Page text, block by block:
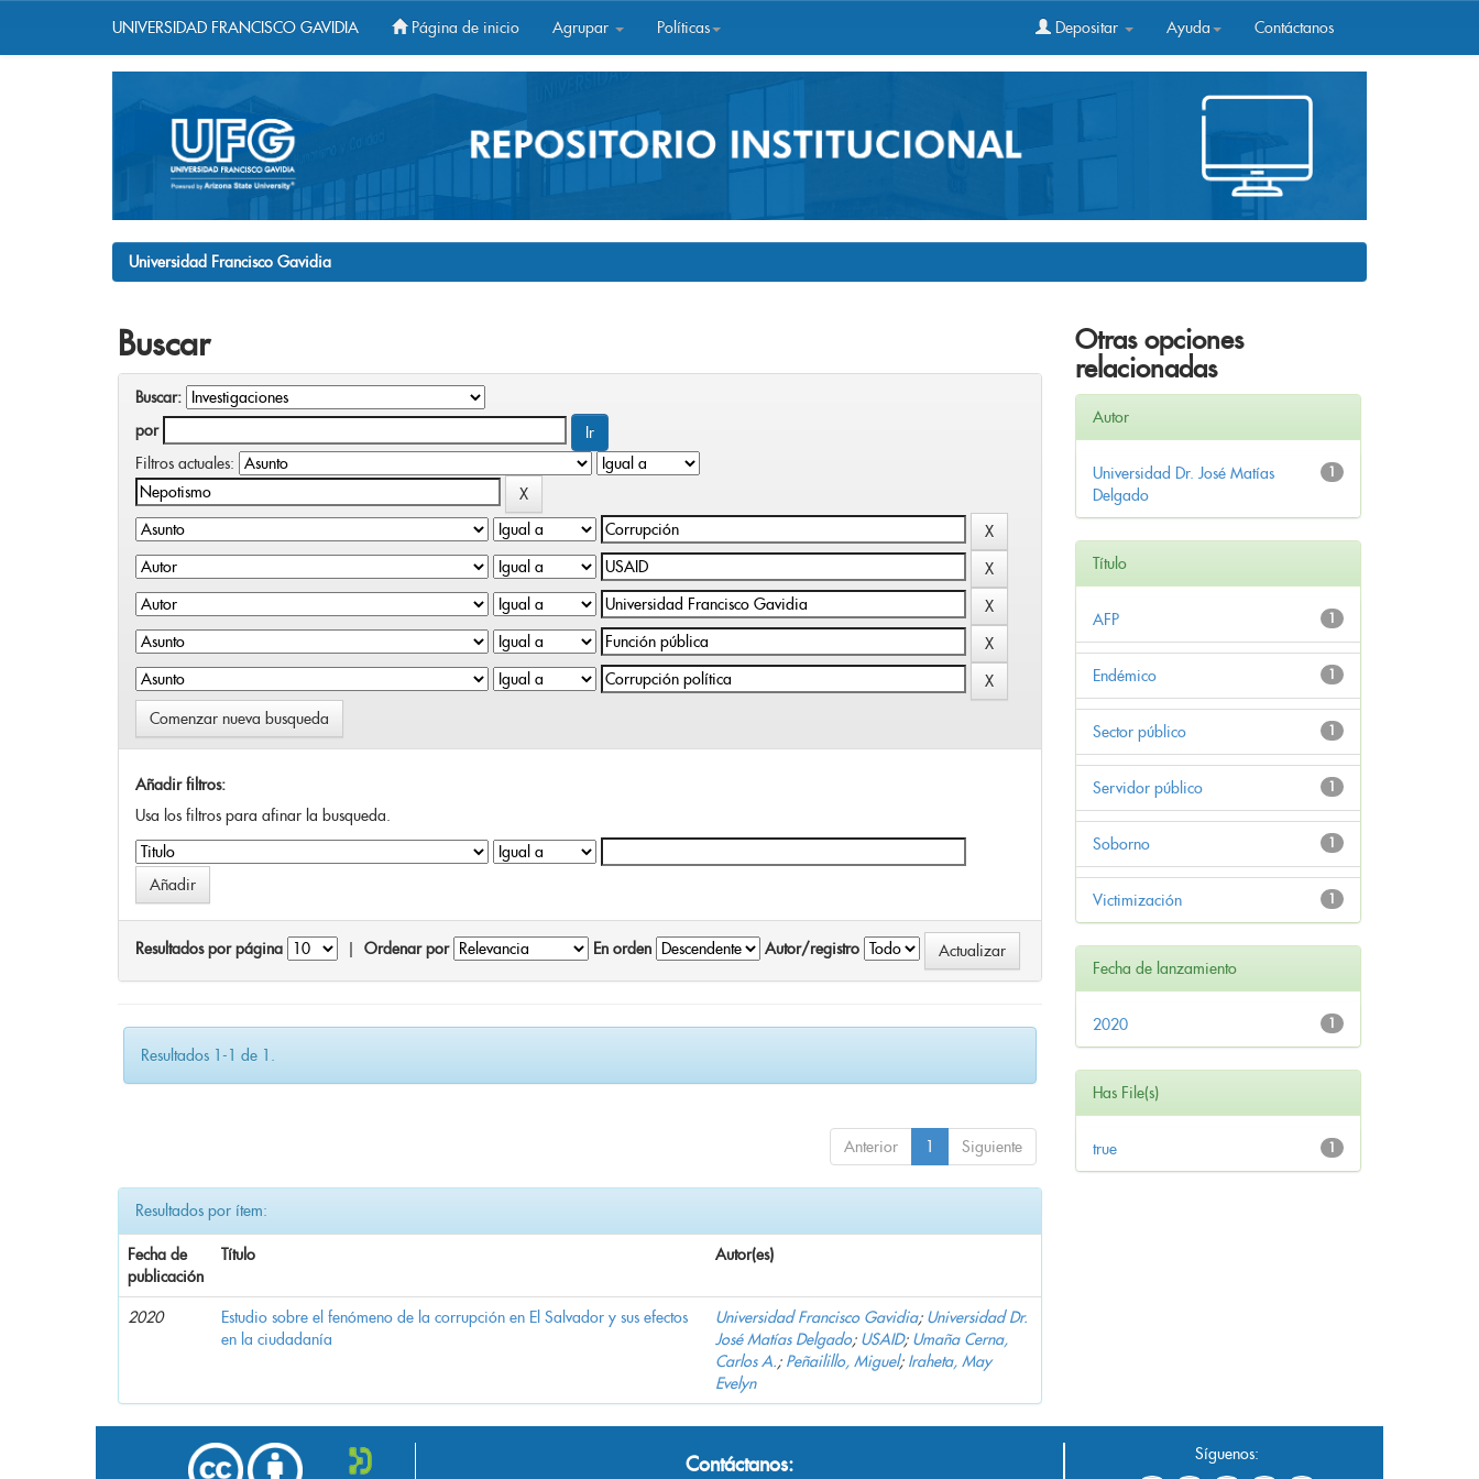
UNIVERSIDAD FRANCISCO GAVIDIA Página de inicio Agrupar Políticas Depositar Ayuda Contáctanos
Universidad Francisco Gavidia
Buscar
Buscar:
por
Filtros actuales:
Comenzar nueva busqueda
Añadir filtros:
Usa los filtros para afinar la busqueda.
Resultados por página Ordenar por En orden Autor/registro
Resultados 1-1 de 1.
Anterior 1 Siguiente
Resultados por ítem:
Fecha de
publicación
Título Autor(es)
2020
Estudio sobre el fenómeno de la corrupción en El Salvador y sus efectos
en la ciudadanía
Universidad Francisco Gavidia; Universidad Dr.
José Matías Delgado; USAID; Umaña Cerna,
Carlos A.; Peñailillo, Miguel; Iraheta, May
Evelyn
Otras opciones
relacionadas
Autor
1
Universidad Dr. José Matías
Delgado
Título
1
AFP
1
Endémico
1
Sector público
1
Servidor público
1
Soborno
1
Victimización
Fecha de lanzamiento
1
2020
Has File(s)
1
true
Contáctanos: Síguenos: